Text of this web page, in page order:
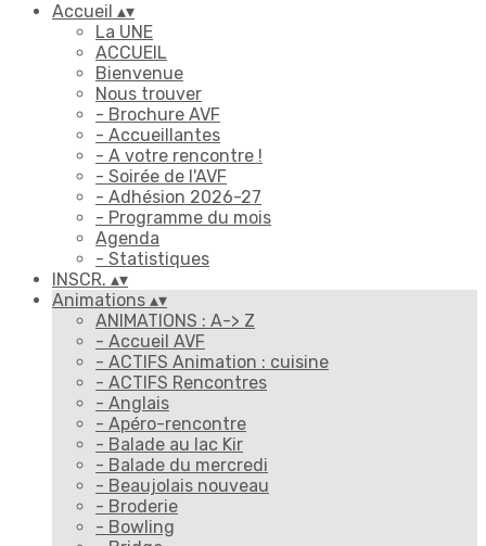
Accueil ▴▾
La UNE
ACCUEIL
Bienvenue
Nous trouver
- Brochure AVF
- Accueillantes
- A votre rencontre !
- Soirée de l'AVF
- Adhésion 2026-27
- Programme du mois
Agenda
- Statistiques
INSCR. ▴▾
Animations ▴▾
ANIMATIONS : A-> Z
- Accueil AVF
- ACTIFS Animation : cuisine
- ACTIFS Rencontres
- Anglais
- Apéro-rencontre
- Balade au lac Kir
- Balade du mercredi
- Beaujolais nouveau
- Broderie
- Bowling